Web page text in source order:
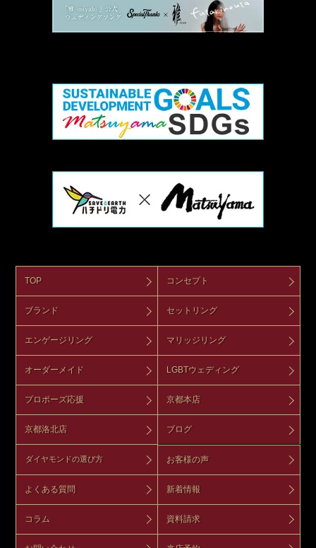
TOP コンセプト
ブランド セットリング
エンゲージリング マリッジリング
オーダーメイド LGBTウェディング
プロポーズ応援 京都本店
京都洛北店 ブログ
ダイヤモンドの選び方 お客様の声
よくある質問 新着情報
コラム 資料請求